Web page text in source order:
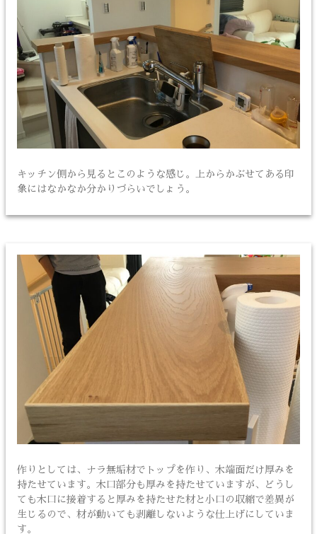
キッチン側から見るとこのような感じ。上からかぶせてある印
象にはなかなか分かりづらいでしょう。
作りとしては、ナラ無垢材でトップを作り、木端面だけ厚みを
持たせています。木口部分も厚みを持たせていますが、どうし
ても木口に接着すると厚みを持たせた材と小口の収縮で差異が
生じるので、材が動いても剥離しないような仕上げにしていま
す。